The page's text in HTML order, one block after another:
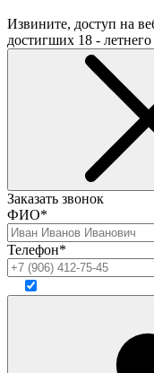
Извините, доступ на
достигших 18 -
Заказать звонок
ФИО*
Телефон*